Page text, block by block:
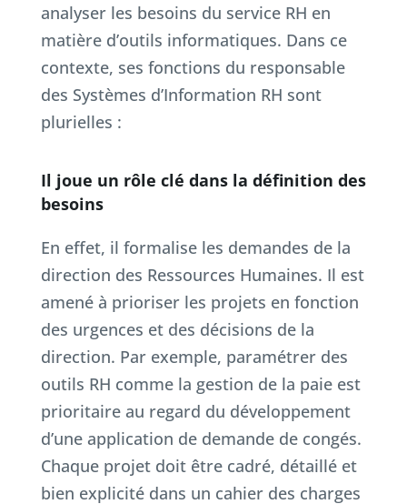
analyser les besoins du service RH en
matière d’outils informatiques. Dans ce
contexte, ses fonctions du responsable
des Systèmes d’Information RH sont
plurielles :
Il joue un rôle clé dans la définition des
besoins
En effet, il formalise les demandes de la
direction des Ressources Humaines. Il est
amené à prioriser les projets en fonction
des urgences et des décisions de la
direction. Par exemple, paramétrer des
outils RH comme la gestion de la paie est
prioritaire au regard du développement
d’une application de demande de congés.
Chaque projet doit être cadré, détaillé et
bien explicité dans un cahier des charges